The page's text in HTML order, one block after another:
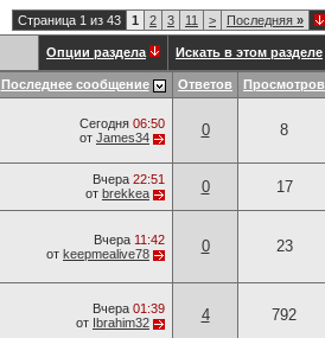
Страница 1 из 43 1 2 3 11 > Последняя »
Опции раздела Искать в этом разделе
Последнее сообщение Ответов Просмотров
Сегодня 06:50
от James34 0 8
Вчера 22:51
от brekkea 0 17
Вчера 11:42
от keepmealive78 0 23
Вчера 01:39
от Ibrahim32 4 792